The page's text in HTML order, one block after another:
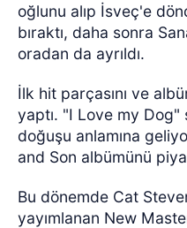
oğlunu alıp İsveç'e
bıraktı, daha sonra
oradan da ayrıldı.
İlk hit parçasını ve
yaptı. "I Love my Dog"
doğuşu anlamına
and Son albümünü
Bu dönemde Cat
yayımlanan New